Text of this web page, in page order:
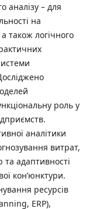
аналізу – для
на
також логічного
роль у
аналітики
витрат,
адаптивності
кон’юнктури.
ресурсів
ERP),